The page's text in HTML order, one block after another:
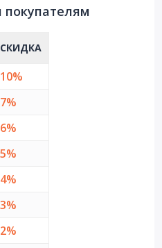
покупателям
СКИДКА
10%
7%
6%
5%
4%
3%
2%